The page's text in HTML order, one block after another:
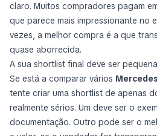
claro. Muitos compradores pagam
que parece mais impressionante no
vezes, a melhor compra é a que
quase aborrecida.
A sua shortlist final deve ser pequena
Se está a comparar vários
tente criar uma shortlist de apenas
realmente sérios. Um deve ser o
documentação. Outro pode ser o